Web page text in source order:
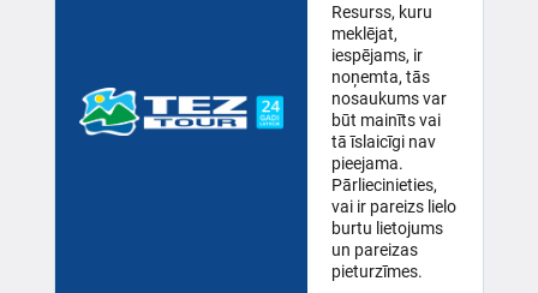
Resurss, kuru
meklējat,
iespējams, ir
noņemta, tās
nosaukums var
būt mainīts vai
tā īslaicīgi nav
pieejama.
Pārliecinieties,
vai ir pareizs lielo
burtu lietojums
un pareizas
pieturzīmes.